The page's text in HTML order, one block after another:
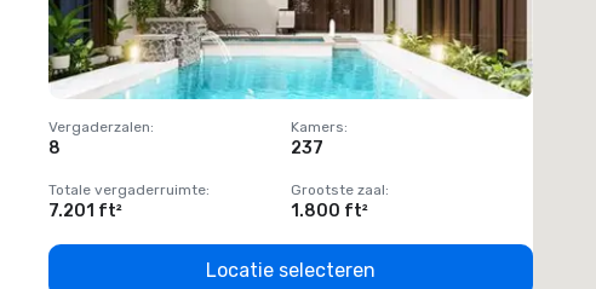
Vergaderzalen:
8
Kamers:
237
Totale vergaderruimte:
7.201 ft²
Grootste zaal:
1.800 ft²
Locatie selecteren